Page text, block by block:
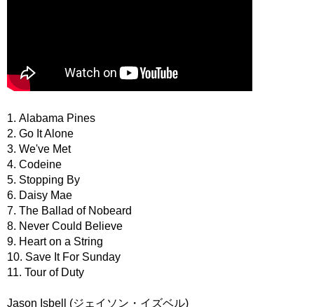
1. Alabama Pines
2. Go It Alone
3. We've Met
4. Codeine
5. Stopping By
6. Daisy Mae
7. The Ballad of Nobeard
8. Never Could Believe
9. Heart on a String
10. Save It For Sunday
11. Tour of Duty
Jason Isbell (ジェイソン・イズベル)